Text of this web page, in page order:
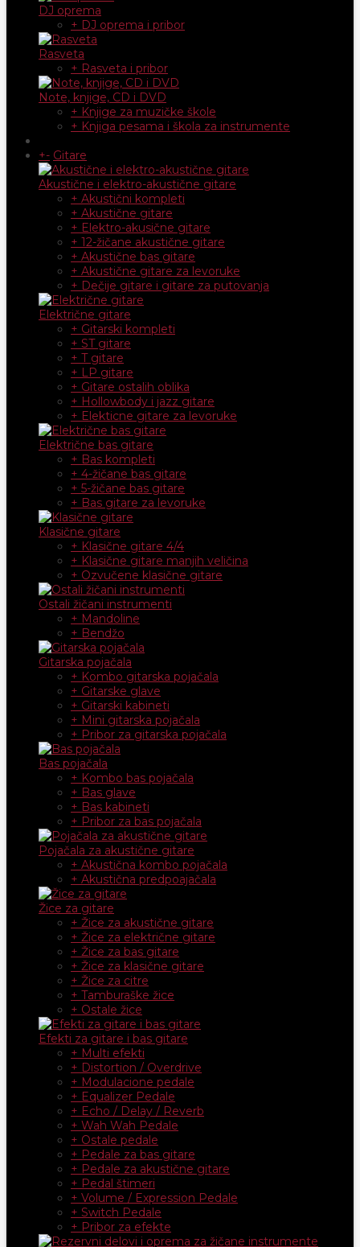
DJ oprema
+ DJ oprema i pribor
Rasveta
+ Rasveta i pribor
Note, knjige, CD i DVD
+ Knjige za muzičke škole
+ Knjiga pesama i škola za instrumente
+- Gitare
Akustične i elektro-akustične gitare
+ Akustični kompleti
+ Akustične gitare
+ Elektro-akusične gitare
+ 12-žičane akustične gitare
+ Akustične bas gitare
+ Akustične gitare za levoruke
+ Dečije gitare i gitare za putovanja
Električne gitare
+ Gitarski kompleti
+ ST gitare
+ T gitare
+ LP gitare
+ Gitare ostalih oblika
+ Hollowbody i jazz gitare
+ Elekticne gitare za levoruke
Električne bas gitare
+ Bas kompleti
+ 4-žičane bas gitare
+ 5-žičane bas gitare
+ Bas gitare za levoruke
Klasične gitare
+ Klasične gitare 4/4
+ Klasične gitare manjih veličina
+ Ozvučene klasične gitare
Ostali žičani instrumenti
+ Mandoline
+ Bendžo
Gitarska pojačala
+ Kombo gitarska pojačala
+ Gitarske glave
+ Gitarski kabineti
+ Mini gitarska pojačala
+ Pribor za gitarska pojačala
Bas pojačala
+ Kombo bas pojačala
+ Bas glave
+ Bas kabineti
+ Pribor za bas pojačala
Pojačala za akustične gitare
+ Akustična kombo pojačala
+ Akustična predpoajačala
Žice za gitare
+ Žice za akustične gitare
+ Žice za električne gitare
+ Žice za bas gitare
+ Žice za klasične gitare
+ Žice za citre
+ Tamburaške žice
+ Ostale žice
Efekti za gitare i bas gitare
+ Multi efekti
+ Distortion / Overdrive
+ Modulacione pedale
+ Equalizer Pedale
+ Echo / Delay / Reverb
+ Wah Wah Pedale
+ Ostale pedale
+ Pedale za bas gitare
+ Pedale za akustične gitare
+ Pedal štimeri
+ Volume / Expression Pedale
+ Switch Pedale
+ Pribor za efekte